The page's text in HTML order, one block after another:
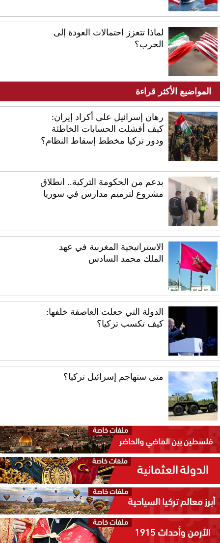
لماذا تتعزز احتمالات العودة إلى
الحرب؟
المواضيع الأكثر قراءة
رهان إسرائيل على أكراد إيران:
كيف أفشلت الحسابات الخاطئة
ودور تركيا مخطط إسقاط النظام؟
بدعم من الحكومة التركية.. انطلاق
مشروع لترميم مدارس في سوريا
الاستراتيجية المغربية في عهد
الملك محمد السادس
الدولة التي جعلت العاصفة خلفها:
كيف تكسب تركيا؟
متى ستهاجم إسرائيل تركيا؟